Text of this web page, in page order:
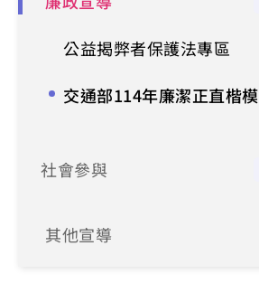
公益揭弊者保護法專區
交通部114年廉潔正直楷模
社會參與
其他宣導